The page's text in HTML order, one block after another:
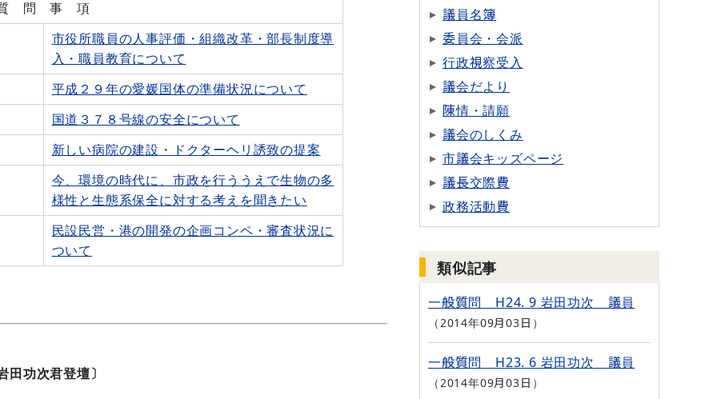
問 事 項
市役所職員の人事評価・組織改革・部長制度導
入・職員教育について
平成２９年の愛媛国体の準備状況について
国道３７８号線の安全について
新しい病院の建設・ドクターヘリ誘致の提案
今、環境の時代に、市政を行ううえで生物の多
様性と生態系保全に対する考えを聞きたい
民設民営・港の開発の企画コンペ・審査状況に
ついて
田功次君登壇〕
議員名簿
委員会・会派
行政視察受入
議会だより
陳情・請願
議会のしくみ
市議会キッズページ
議長交際費
政務活動費
類似記事
一般質問 H24. 9 岩田功次 議員
2014年09月03日
一般質問 H23. 6 岩田功次 議員
2014年09月03日